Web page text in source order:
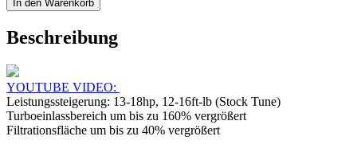
Intake
Ansaugsystem
passend
BMW
M3
G80
G81
/
In den Warenkorb
Beschreibung
YOUTUBE VIDEO:
Leistungssteigerung: 13-18hp, 12-16ft-lb (Stock Tune)
Turboeinlassbereich um bis zu 160% vergrößert
Filtrationsfläche um bis zu 40% vergrößert